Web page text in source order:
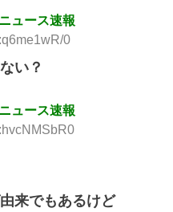
ュース速報
0
い？
ュース速報
来でもあるけど